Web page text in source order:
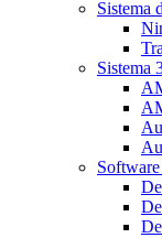
Sistema
Sistema